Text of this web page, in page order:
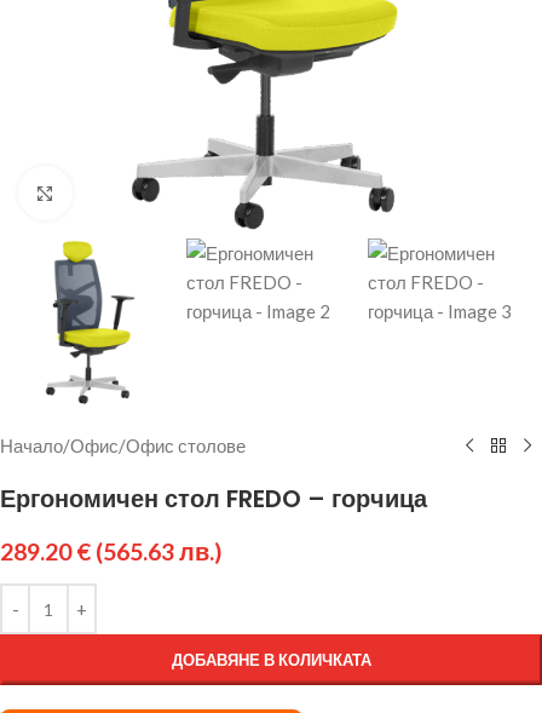
Щракнете за уголемяване
Начало/Офис/Офис столове
Ергономичен стол FREDO – горчица
289.20€ (565.63 лв.)
ДОБАВЯНЕ В КОЛИЧКАТА